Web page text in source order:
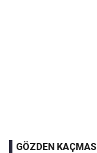
GÖZDEN